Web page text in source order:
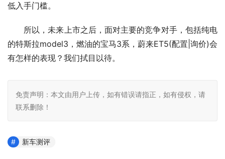
低入手门槛。
所以，未来上市之后，面对主要的竞争对手，包括纯电
的特斯拉model3，燃油的宝马3系，蔚来ET5(配置|询价)会
有怎样的表现？我们拭目以待。
免责声明：本文由用户上传，如有错误请指正，如有侵权，请
联系删除！
新车测评